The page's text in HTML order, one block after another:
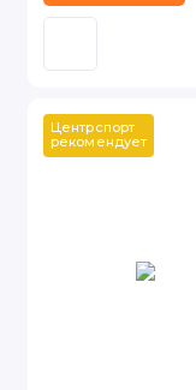
Центрспорт
рекомендует